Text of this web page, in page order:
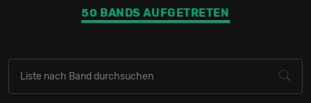
50 BANDS AUFGETRETEN